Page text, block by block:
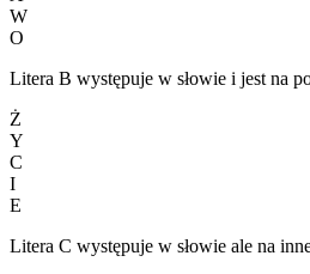
W
O
Litera B występuje w słowie i jest na
Ż
Y
C
I
E
Litera C występuje w słowie ale na